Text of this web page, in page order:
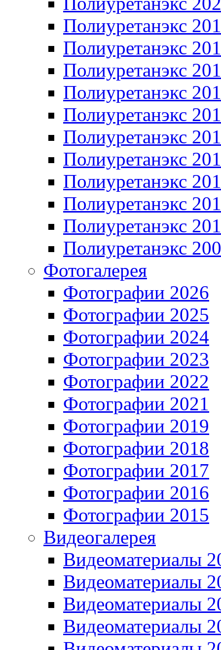
Полиуретанэкс
Полиуретанэкс
Полиуретанэкс
Полиуретанэкс
Полиуретанэкс
Полиуретанэкс
Полиуретанэкс
Полиуретанэкс
Полиуретанэкс
Полиуретанэкс
Полиуретанэкс
Фотогалерея
Фотографии 2026
Фотографии 2025
Фотографии 2024
Фотографии 2023
Фотографии 2022
Фотографии 2021
Фотографии 2019
Фотографии 2018
Фотографии 2017
Фотографии 2016
Фотографии 2015
Видеогалерея
Видеоматериалы
Видеоматериалы
Видеоматериалы
Видеоматериалы